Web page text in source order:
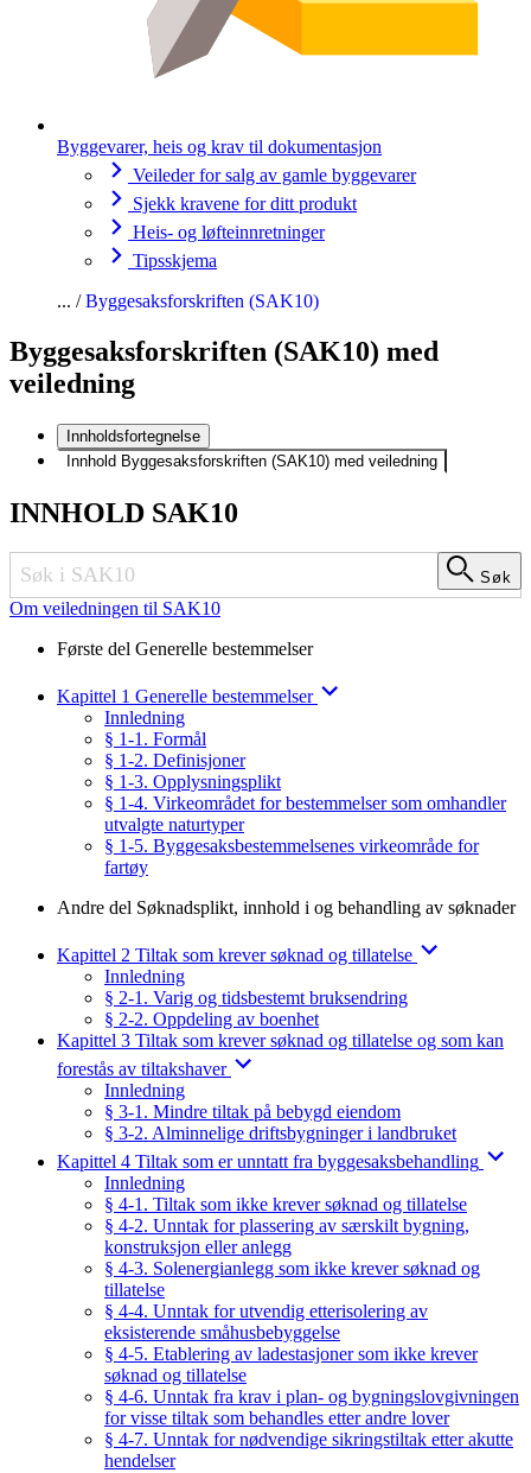
Byggevarer, heis og krav til dokumentasjon
Veileder for salg av gamle byggevarer
Sjekk kravene for ditt produkt
Heis- og løfteinnretninger
Tipsskjema
Byggesaksforskriften (SAK10)
Byggesaksforskriften (SAK10) med
veiledning
Innholdsfortegnelse
Innhold Byggesaksforskriften (SAK10) med veiledning
INNHOLD SAK10
Søk
Om veiledningen til SAK10
Første del Generelle bestemmelser
Kapittel 1 Generelle bestemmelser
Innledning
§ 1-1. Formål
§ 1-2. Definisjoner
§ 1-3. Opplysningsplikt
§ 1-4. Virkeområdet for bestemmelser som omhandler
utvalgte naturtyper
§ 1-5. Byggesaksbestemmelsenes virkeområde for
fartøy
Andre del Søknadsplikt, innhold i og behandling av søknader
Kapittel 2 Tiltak som krever søknad og tillatelse
Innledning
§ 2-1. Varig og tidsbestemt bruksendring
§ 2-2. Oppdeling av boenhet
Kapittel 3 Tiltak som krever søknad og tillatelse og som kan
forestås av tiltakshaver
Innledning
§ 3-1. Mindre tiltak på bebygd eiendom
§ 3-2. Alminnelige driftsbygninger i landbruket
Kapittel 4 Tiltak som er unntatt fra byggesaksbehandling
Innledning
§ 4-1. Tiltak som ikke krever søknad og tillatelse
§ 4-2. Unntak for plassering av særskilt bygning,
konstruksjon eller anlegg
§ 4-3. Solenergianlegg som ikke krever søknad og
tillatelse
§ 4-4. Unntak for utvendig etterisolering av
eksisterende småhusbebyggelse
§ 4-5. Etablering av ladestasjoner som ikke krever
søknad og tillatelse
§ 4-6. Unntak fra krav i plan- og bygningslovgivningen
for visse tiltak som behandles etter andre lover
§ 4-7. Unntak for nødvendige sikringstiltak etter akutte
hendelser